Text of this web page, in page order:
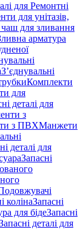
для Ремонтні
для унітазів,
чаш для зливання
арматура
З’єднувальні
Комплекти
для
деталі для
з
з ПВХМанжети
деталі для
Запасні
колінаЗапасні
для бідеЗапасні
деталі для